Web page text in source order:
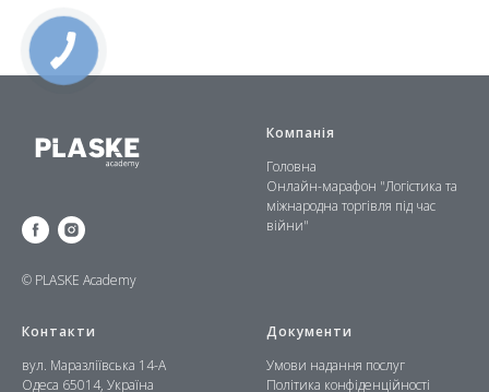
© PLASKE Academy
Компанія
Головна
Онлайн-марафон "Логістика та
міжнародна торгівля під час
війни"
Контакти
вул. Маразліївська 14-А
Одеса 65014, Україна
Документи
Умови надання послуг
Політика конфіденційності